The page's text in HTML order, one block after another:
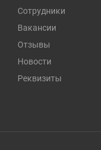
Сотрудники
Вакансии
Отзывы
Новости
Реквизиты